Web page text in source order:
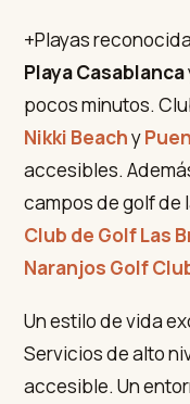
+Playas
Playa Casablanca
pocos minutos.
Nikki Beachy
accesibles.
campos de golf de
Club de Golf Las
Naranjos Golf
Un estilo de vida
Servicios de alto
accesible. Un